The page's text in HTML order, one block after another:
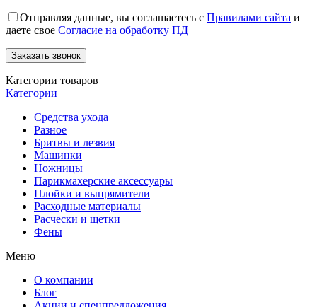
Отправляя данные, вы соглашаетесь с Правилами сайта и
даете свое Согласие на обработку ПД
Категории товаров
Категории
Средства ухода
Разное
Бритвы и лезвия
Машинки
Ножницы
Парикмахерские аксессуары
Плойки и выпрямители
Расходные материалы
Расчески и щетки
Фены
Меню
О компании
Блог